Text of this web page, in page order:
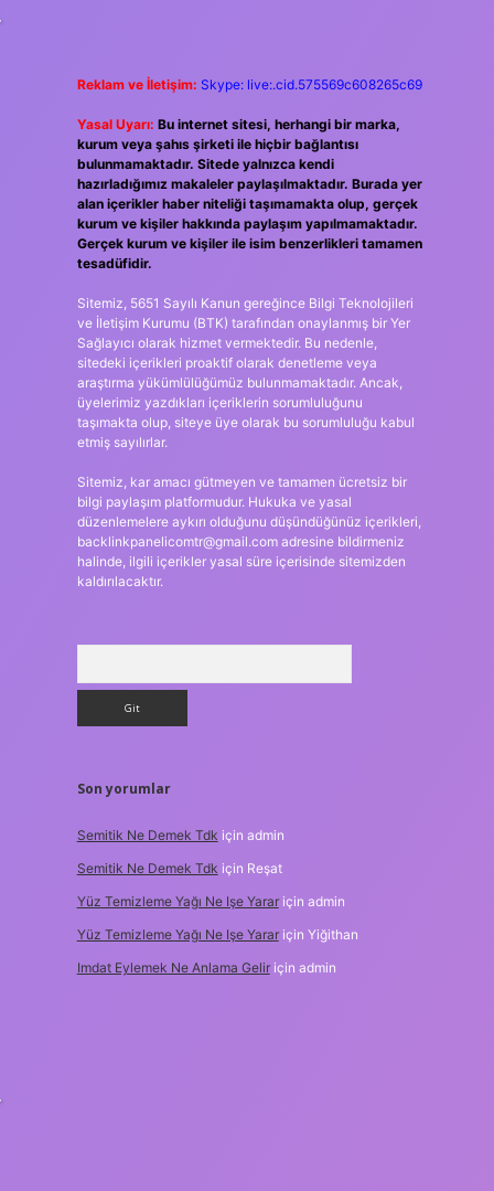
Reklam ve İletişim: Skype: live:.cid.575569c608265c69
Yasal Uyarı: Bu internet sitesi, herhangi bir marka,
kurum veya şahıs şirketi ile hiçbir bağlantısı
bulunmamaktadır. Sitede yalnızca kendi
hazırladığımız makaleler paylaşılmaktadır. Burada yer
alan içerikler haber niteliği taşımamakta olup, gerçek
kurum ve kişiler hakkında paylaşım yapılmamaktadır.
Gerçek kurum ve kişiler ile isim benzerlikleri tamamen
tesadüfidir.
Sitemiz, 5651 Sayılı Kanun gereğince Bilgi Teknolojileri
ve İletişim Kurumu (BTK) tarafından onaylanmış bir Yer
Sağlayıcı olarak hizmet vermektedir. Bu nedenle,
sitedeki içerikleri proaktif olarak denetleme veya
araştırma yükümlülüğümüz bulunmamaktadır. Ancak,
üyelerimiz yazdıkları içeriklerin sorumluluğunu
taşımakta olup, siteye üye olarak bu sorumluluğu kabul
etmiş sayılırlar.
Sitemiz, kar amacı gütmeyen ve tamamen ücretsiz bir
bilgi paylaşım platformudur. Hukuka ve yasal
düzenlemelere aykırı olduğunu düşündüğünüz içerikleri,
backlinkpanelicomtr@gmail.comadresine bildirmeniz
halinde, ilgili içerikler yasal süre içerisinde sitemizden
kaldırılacaktır.
Son yorumlar
Semitik Ne Demek Tdk için admin
Semitik Ne Demek Tdk için Reşat
Yüz Temizleme Yağı Ne Işe Yarariçin admin
Yüz Temizleme Yağı Ne Işe Yarariçin Yiğithan
Imdat Eylemek Ne Anlama Geliriçin admin